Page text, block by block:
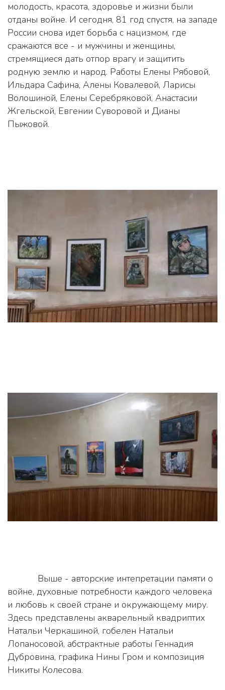
молодость, красота, здоровье и жизни были
отданы войне. И сегодня, 81 год спустя, на западе
России снова идет борьба с нацизмом, где
сражаются все - и мужчины и женщины,
стремящиеся дать отпор врагу и защитить
родную землю и народ. Работы Елены Рябовой,
Ильдара Сафина, Алены Ковалевой, Ларисы
Волошиной, Елены Серебряковой, Анастасии
Жгельской, Евгении Суворовой и Дианы
Пыжовой.
войне, духовные потребности каждого человека
и любовь к своей стране и окружающему миру.
Здесь представлены акварельный квадриптих
Натальи Черкашиной, гобелен Натальи
Лопаносовой, абстрактные работы Геннадия
Дубровина, графика Нины Гром и композиция
Никиты Колесова.